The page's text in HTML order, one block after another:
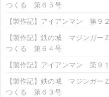
つくる 第６５号
【製作記】アイアンマン 第９
【製作記】鉄の城 マジンガー
つくる 第６４号
【製作記】アイアンマン 第９
【製作記】鉄の城 マジンガー
つくる 第６３号